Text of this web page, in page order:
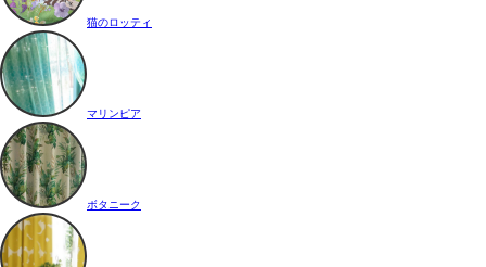
猫のロッティ
マリンピア
ボタニーク